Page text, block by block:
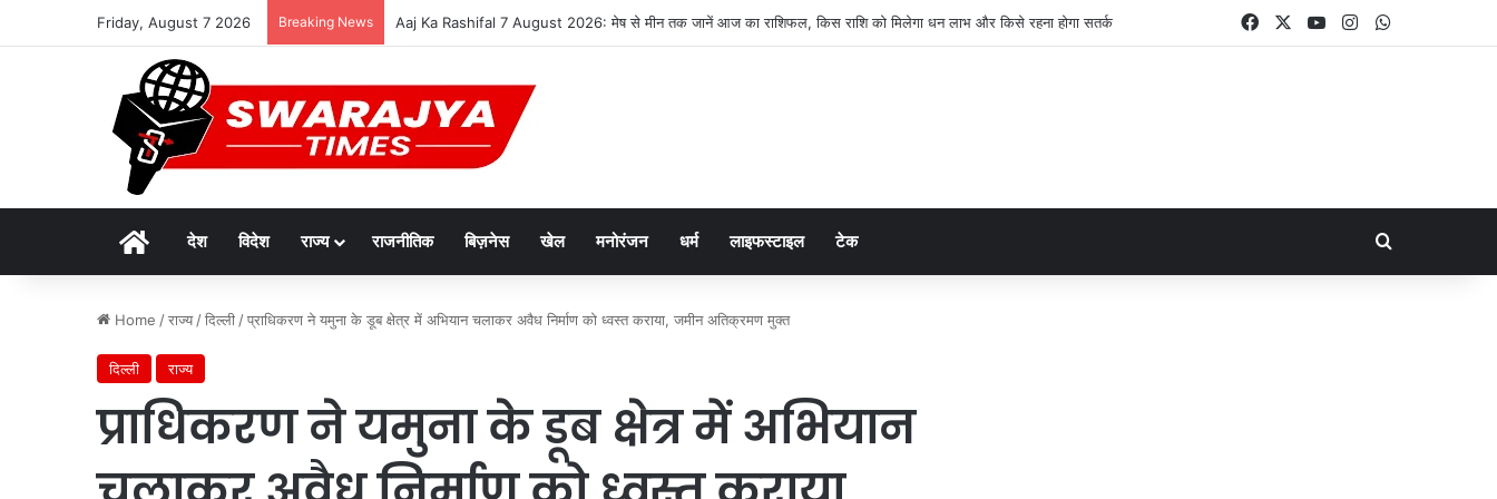
Friday, August 7 2026 Breaking News विकसित मध्यप्रदेश-2047’ की वित्तीय रूपरेखा तैयार FacebookYouTubeInstagram
Homeदेश विदेश राज्य राजनीतिक बिज़नेस खेल मनोरंजन धर्म लाइफस्टाइल टेक Search for
Home /राज्य /दिल्ली /प्राधिकरण ने यमुना के डूब क्षेत्र में अभियान चलाकर अवैध निर्माण को ध्वस्त कराया, जमीन अतिक्रमण मुक्त
दिल्ली राज्य
प्राधिकरण ने यमुना के डूब क्षेत्र में अभियान